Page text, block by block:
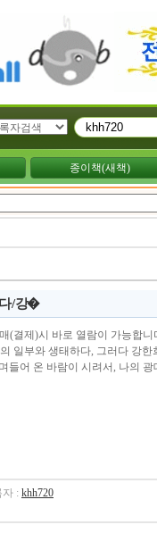
종이책(새책)
/ 강�
(결제)시 바로 열람이 가능합
일부와 생태하다, 그러다 강
들어 온 바람이 시려서, 나의
자 : khh720